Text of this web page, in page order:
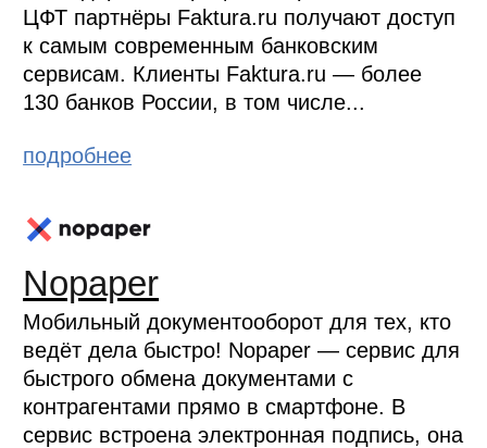
ЦФТ партнёры Faktura.ru получают доступ
к самым современным банковским
сервисам. Клиенты Faktura.ru — более
130 банков России, в том числе...
подробнее
Nopaper
Мобильный документооборот для тех, кто
ведёт дела быстро! Nopaper — сервис для
быстрого обмена документами с
контрагентами прямо в смартфоне. В
сервис встроена электронная подпись, она